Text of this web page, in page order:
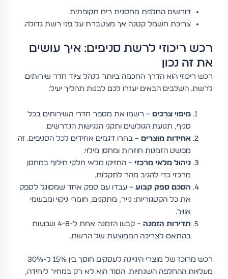
דורשים החלפת מחסנית ריח תקופתית.
צריכת חשמל קטנה אך מצטברת על פני רשת גדולה.
רכש ריכוזי לרשת סניפים: איך עושים
את זה נכון
רכש ריכוזי הוא הדרך החכמה ביותר לנהל ציוד חדר שירותים
לרשת. השלבים הבאים יעזרו לכם לבנות תהליך יעיל:
מיפוי צרכים – רשמו את מספר חדרי השירותים בכל
סניף, תנועת הגולשים ותקני הנגישות הנדרשים.
אחידות מוצרים – בחרו דגמים אחידים לכל הסניפים. זה
מפשט הזמנות חוזרות ומחסן מילוי.
ניהול מלאי מרכזי – החזיקו מלאי חלקי חילוף במחסן
מרכזי כדי להגיב מהר לתקלות.
הסכם ספק קבוע – עבדו עם ספק אחד שמסוגל לספק
את כל הקטגוריות: נייר, מתקנים, חומרי ניקוי ומבשמי
אוויר.
תדירות הזמנה
– קבעו הזמנה אחת ל-4-8 שבועות
בהתאם לצריכה הממוצעת של הרשת.
רכש מרוכז של מוצרי היגיינה לעסקים חוסך בין 15% ל-30%
מעלויות ההחלפה השנתיות. הסוד הוא לא רק במחיר ליחידה,